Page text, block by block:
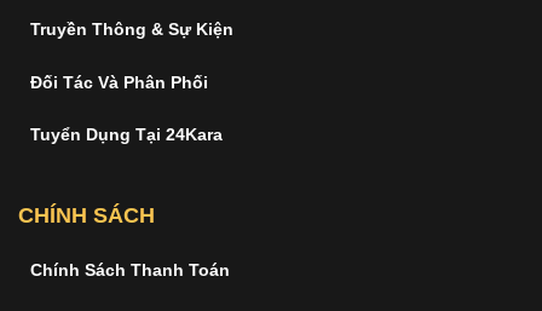
Truyền Thông & Sự Kiện
Đối Tác Và Phân Phối
Tuyển Dụng Tại 24Kara
CHÍNH SÁCH
Chính Sách Thanh Toán